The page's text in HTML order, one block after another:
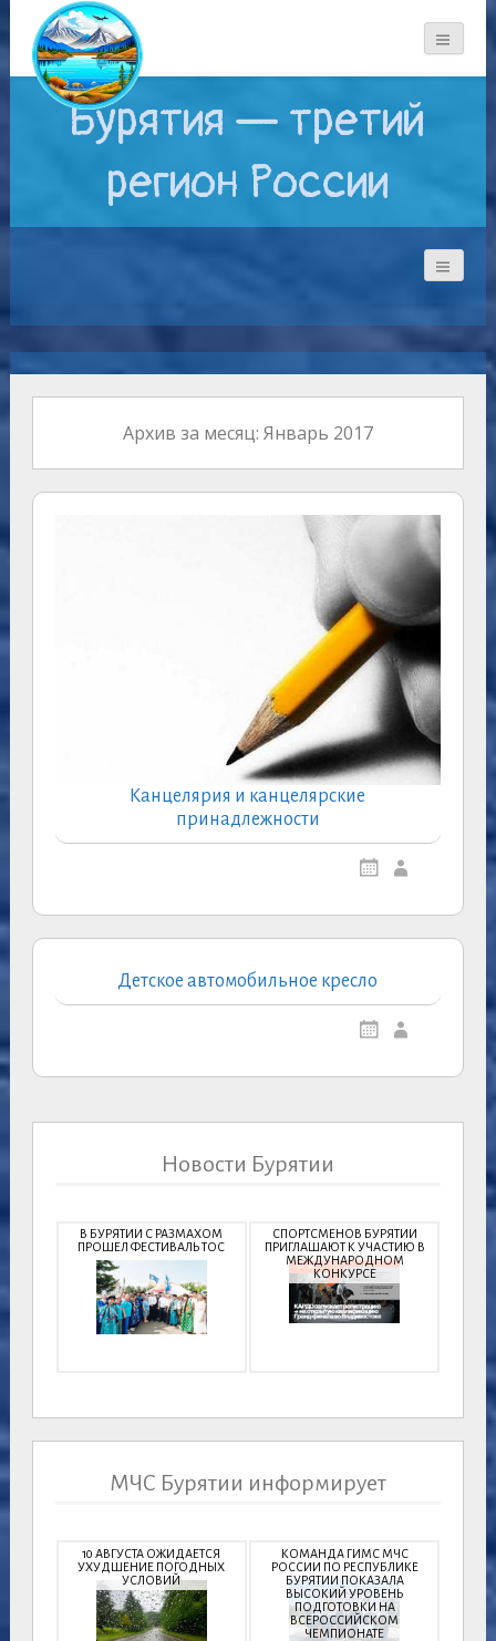
Бурятия — третий
регион России
Архив за месяц: Январь 2017
Канцелярия и канцелярские
принадлежности
Детское автомобильное кресло
Новости Бурятии
В БУРЯТИИ С РАЗМАХОМ
ПРОШЕЛ ФЕСТИВАЛЬ ТОС
СПОРТСМЕНОВ БУРЯТИИ
ПРИГЛАШАЮТ К УЧАСТИЮ В
МЕЖДУНАРОДНОМ
КОНКУРСЕ
МЧС Бурятии информирует
10 АВГУСТА ОЖИДАЕТСЯ
УХУДШЕНИЕ ПОГОДНЫХ
УСЛОВИЙ
КОМАНДА ГИМС МЧС
РОССИИ ПО РЕСПУБЛИКЕ
БУРЯТИИ ПОКАЗАЛА
ВЫСОКИЙ УРОВЕНЬ
ПОДГОТОВКИ НА
ВСЕРОССИЙСКОМ
ЧЕМПИОНАТЕ